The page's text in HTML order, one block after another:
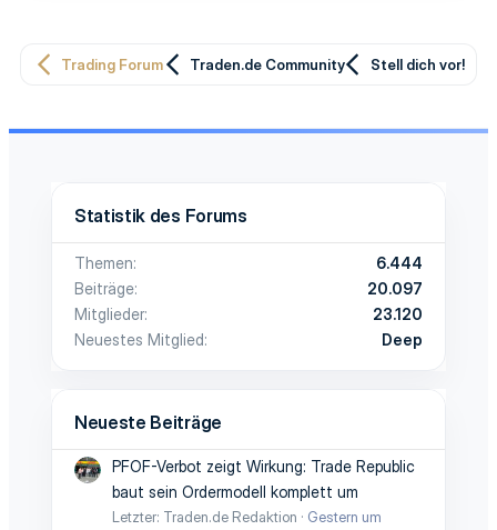
Trading Forum Traden.de Community Stell dich vor!
Statistik des Forums
Themen
6.444
Beiträge
20.097
Mitglieder
23.120
Neuestes Mitglied
Deep
Neueste Beiträge
PFOF-Verbot zeigt Wirkung: Trade Republic
baut sein Ordermodell komplett um
Letzter: Traden.de Redaktion
Gestern um